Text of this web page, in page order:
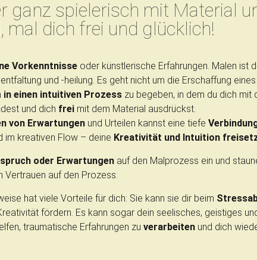
ganz spielerisch mit Material
mal dich frei und glücklich!
Vorkenntnisse oder künstlerische Erfahrungen. Malen ist
entfaltung und -heilung. Es geht nicht um die Erschaffung
in einen intuitiven Prozess zu begeben, in dem du dich mit
und dich frei mit dem Material ausdrückst.
von Erwartungen und Urteilen kannst eine tiefe
im kreativen Flow – deine Kreativität und Intuition
oder Erwartungen auf den Malprozess ein und
Vertrauen auf den Prozess.
hat viele Vorteile für dich: Sie kann sie dir beim
fördern. Es kann sogar dein seelisches, geistiges
traumatische Erfahrungen zu verarbeiten und dich